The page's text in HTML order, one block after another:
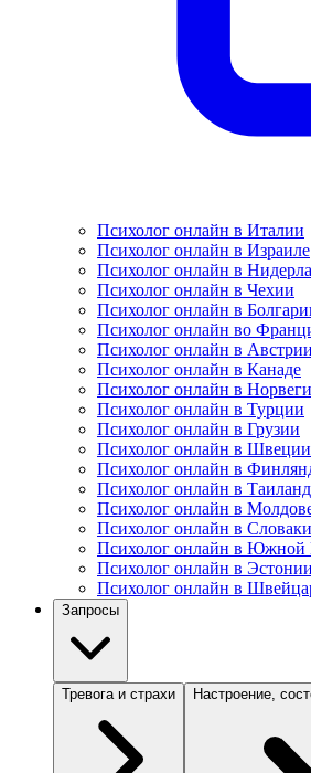
Психолог онлайн в Италии
Психолог онлайн в Израиле
Психолог онлайн в
Психолог онлайн в Чехии
Психолог онлайн в
Психолог онлайн во
Психолог онлайн в Австрии
Психолог онлайн в Канаде
Психолог онлайн в
Психолог онлайн в Турции
Психолог онлайн в Грузии
Психолог онлайн в Швеции
Психолог онлайн в
Психолог онлайн в
Психолог онлайн в
Психолог онлайн в
Психолог онлайн в Южной
Психолог онлайн в Эстонии
Психолог онлайн в
Запросы
Тревога и страхи Настроение,